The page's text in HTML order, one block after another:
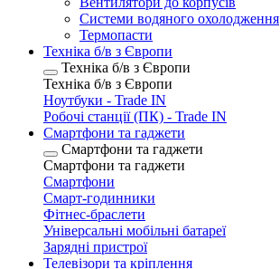
Системи водяного охолодження
Термопасти
Техніка б/в з Європи
Техніка б/в з Європи
Техніка б/в з Європи
Ноутбуки - Trade IN
Робочі станції (ПК) - Trade IN
Смартфони та гаджети
Смартфони та гаджети
Смартфони та гаджети
Смартфони
Смарт-годинники
Фітнес-браслети
Універсальні мобільні батареї
Зарядні пристрої
Телевізори та кріплення